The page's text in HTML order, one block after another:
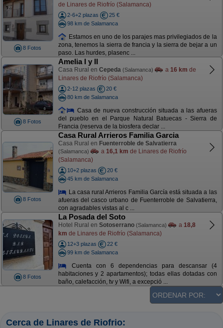
8 Fotos
de Linares de Riofrío (Salamanca)
2-6+2 plazas
25 €
98 km de Salamanca
Estamos en uno de los parajes mas privilegiados de la
zona, tenemos la sierra de francia y la sierra de bejar a un
paso. Las hurdes, plasenc ...
8 Fotos
Amelia I y II
Casa Rural en Cepeda (Salamanca) a 16 km de
Linares de Riofrío (Salamanca)
2-12 plazas
20 €
80 km de Salamanca
Casa de nueva construcción situada a las afueras
del pueblo en el Parque Natural Batuecas - Sierra de
Francia (reserva de la biosfera declar ...
8 Fotos
Casa Rural Arrieros Familia Garcia
Casa Rural en Fuenterroble de Salvatierra
(Salamanca) a 16,1 km de Linares de Riofrío
(Salamanca)
10+2 plazas
20 €
45 km de Salamanca
La casa rural Arrieros Familia García está situada a las
afueras del casco urbano de Fuenterroble de Salvatierra,
con agradables vistas al c ...
8 Fotos
La Posada del Soto
Hotel Rural en Sotoserrano (Salamanca) a 18,8
km de Linares de Riofrío (Salamanca)
12+3 plazas
22 €
99 km de Salamanca
Cuenta con 6 dependencias para descansar (4
habitaciones y 2 apartamentos); todas ellas dotadas con
baño, calefacción, tv y Wifi, a excepció ...
Cerca de Linares de Riofrio: